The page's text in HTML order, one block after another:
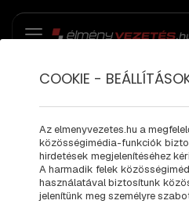
BMW
COOKIE -
Az elmenyvezetes.hu a
közösségimédia-funkciók
hirdetések megjelenítéséhez
A harmadik felek
használatával biztosítunk
jelenítünk meg személyre